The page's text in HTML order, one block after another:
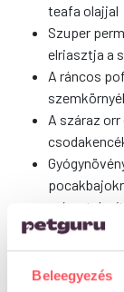
Beleegyezés
teafa olajjal
Szuper
elriasztja a
A ráncos
A száraz
a